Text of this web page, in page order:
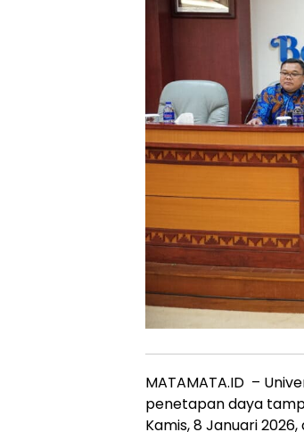
MATAMATA.ID –
penetapan daya
Kamis, 8 Januari